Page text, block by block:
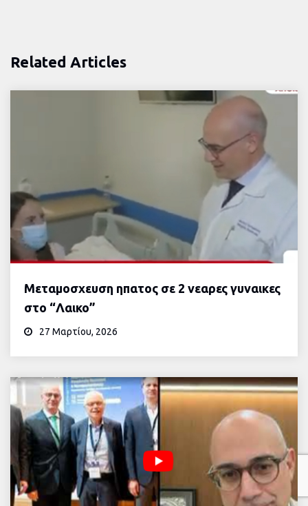
Related Articles
Μεταμοσχευση ηπατος σε 2 νεαρες γυναικες
στο “Λαικο”
27 Μαρτίου, 2026